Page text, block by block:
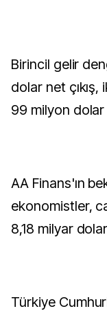
Birincil gelir
dolar net
99 milyon
AA Finans'ın
ekonomistler,
8,18 milyar
Türkiye